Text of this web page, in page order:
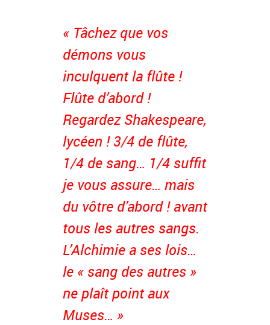
« Tâchez que vos
démons vous
inculquent la flûte !
Flûte d’abord !
Regardez Shakespeare,
lycéen ! 3/4 de flûte,
1/4 de sang… 1/4 suffit
je vous assure… mais
du vôtre d’abord ! avant
tous les autres sangs.
L’Alchimie a ses lois…
le « sang des autres »
ne plaît point aux
Muses… »